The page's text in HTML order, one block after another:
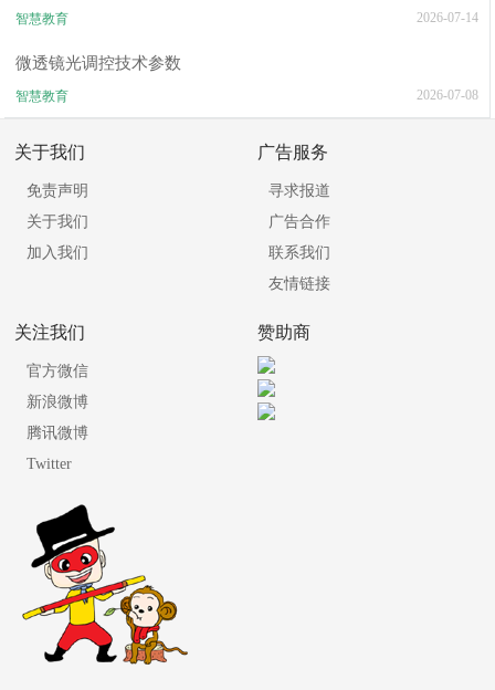
智慧教育 2026-07-14
微透镜光调控技术参数
智慧教育 2026-07-08
关于我们
免责声明
关于我们
加入我们
广告服务
寻求报道
广告合作
联系我们
友情链接
关注我们
官方微信
新浪微博
腾讯微博
Twitter
赞助商